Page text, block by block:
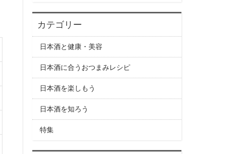
カテゴリー
日本酒と健康・美容
日本酒に合うおつまみレシピ
日本酒を楽しもう
日本酒を知ろう
特集